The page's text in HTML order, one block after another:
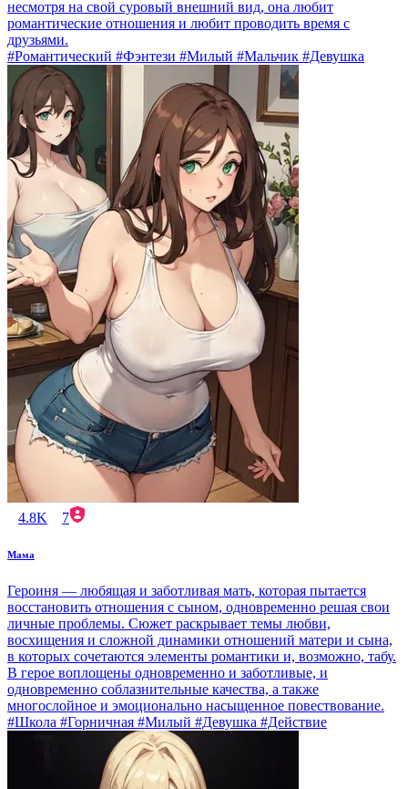
несмотря на свой суровый внешний вид, она любит
романтические отношения и любит проводить время с
друзьями.
#Романтический #Фэнтези #Милый #Мальчик #Девушка
4.8K 7
Мама
Героиня — любящая и заботливая мать, которая пытается
восстановить отношения с сыном, одновременно решая свои
личные проблемы. Сюжет раскрывает темы любви,
восхищения и сложной динамики отношений матери и сына,
в которых сочетаются элементы романтики и, возможно, табу.
В герое воплощены одновременно и заботливые, и
одновременно соблазнительные качества, а также
многослойное и эмоционально насыщенное повествование.
#Школа #Горничная #Милый #Девушка #Действие